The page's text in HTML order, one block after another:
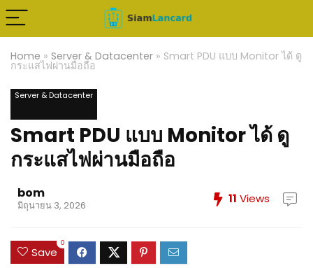
Home » Server & Datacenter » Smart PDU แบบ Monitor ได้ ดู
กระแสไฟผ่านมือถือ
Server & Datacenter
Smart PDU แบบ Monitor ได้ ดู
กระแสไฟผ่านมือถือ
bom
มิถุนายน 3, 2026 11 Views
Save
0